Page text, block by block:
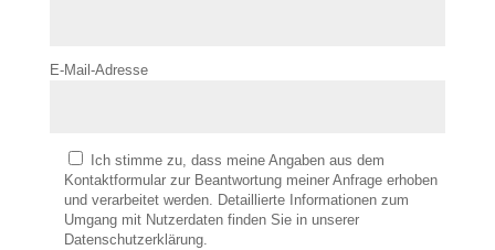
E-Mail-Adresse
Ich stimme zu, dass meine Angaben aus dem
Kontaktformular zur Beantwortung meiner Anfrage erhoben
und verarbeitet werden. Detaillierte Informationen zum
Umgang mit Nutzerdaten finden Sie in unserer
Datenschutzerklärung.